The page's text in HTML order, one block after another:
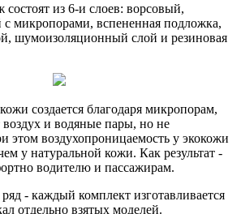
из 6-и слоев: ворсовый,
микропорами, вспененная подложка,
шумоизоляционный слой и резиновая
создается благодаря микропорам,
и водяные пары, но не
этом воздухопроницаемость у экокожи
у натуральной кожи. Как результат -
водителю и пассажирам.
- каждый комплект изготавливается
отдельно взятых моделей.